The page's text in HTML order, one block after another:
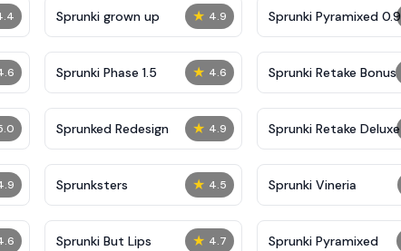
★ 4.9
Sprunki grown up Sprunki Pyramixed 0.9
★ 4.6
Sprunki Phase 1.5 Sprunki Retake Bonus
★ 4.9
Sprunked Redesign Sprunki Retake Deluxe
★ 4.5
Sprunksters Sprunki Vineria
★ 4.7
Sprunki But Lips Sprunki Pyramixed